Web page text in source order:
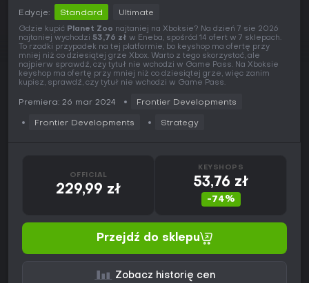
Edycje: Standard Ultimate
Gdzie kupić Planet Zoo najtaniej na Xboksie? Na dzień 7 sie 2026
najtaniej wychodzi 53,76 zł w Eneba, spośród 14 ofert w 7 sklepach.
To rzadki przypadek na tej platformie, bo keyshop ma ofertę przy
mniej niż co dziesiątej grze Xbox. Warto z tego skorzystać, ale
najpierw sprawdź, czy tytuł nie wchodzi w Game Pass. Na Xboksie
keyshop ma ofertę przy mniej niż co dziesiątej grze, więc zanim
kupisz, sprawdź, czy tytuł nie wchodzi w Game Pass.
Premiera: 26 mar 2024 Frontier Developments
Frontier Developments Strategy
OFFICIAL
229,99 zł
KEYSHOPS
53,76 zł
-74%
Przejdź do sklepu
Zobacz historię cen